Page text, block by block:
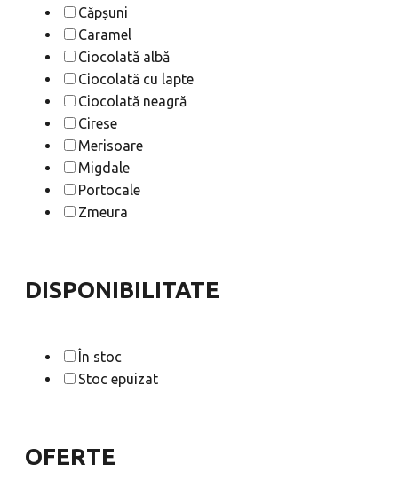
Căpșuni
Caramel
Ciocolată albă
Ciocolată cu lapte
Ciocolată neagră
Cirese
Merisoare
Migdale
Portocale
Zmeura
DISPONIBILITATE
În stoc
Stoc epuizat
OFERTE